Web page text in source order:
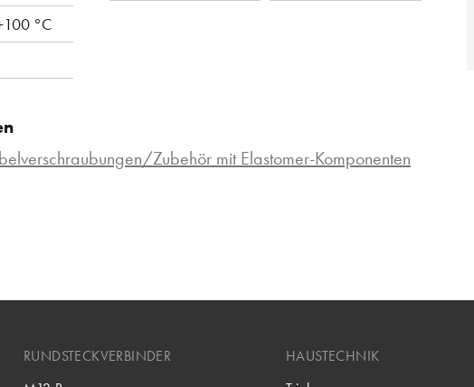
°C
Zubehör mit Elastomer-Komponenten
RUNDSTECKVERBINDER
HAUSTECHNIK